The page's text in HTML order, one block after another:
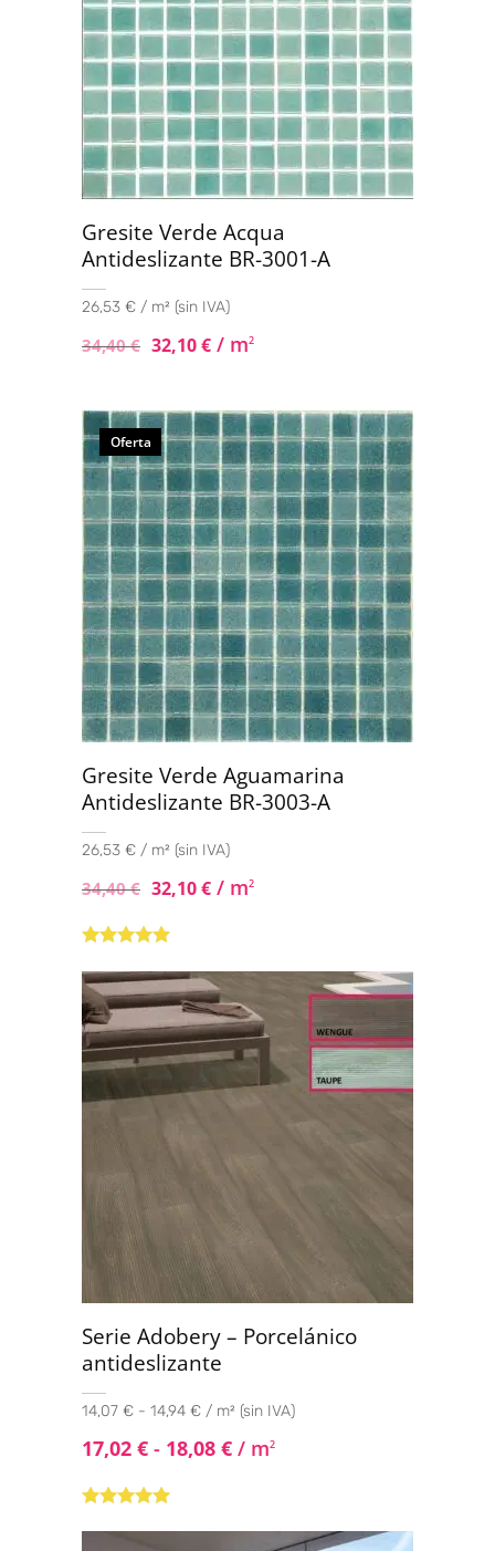
Gresite Verde Acqua
Antideslizante BR-3001-A
26,53 € / m² (sin IVA)
34,40€ 32,10€ / m2
Oferta
Gresite Verde Aguamarina
Antideslizante BR-3003-A
26,53 € / m² (sin IVA)
34,40€ 32,10€ / m2
5.00de 5
Serie Adobery – Porcelánico
antideslizante
14,07 € - 14,94 € / m² (sin IVA)
17,02 € - 18,08 € / m2